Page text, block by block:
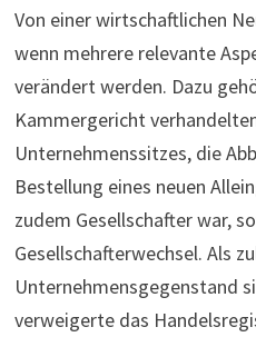
Von einer wirtschaftlichen
wenn mehrere relevante
verändert werden. Dazu
Kammergericht
Unternehmenssitzes, die
Bestellung eines neuen
zudem Gesellschafter war,
Gesellschafterwechsel. Als
Unternehmensgegenstand
verweigerte das